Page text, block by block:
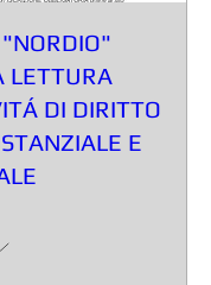
LETTURA
DI DIRITTO
E